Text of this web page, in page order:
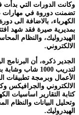
وكانت الدورات التي بدأت
تضمنت دوروة في مهارات
بمديرية صيرة فقد شهد
الهيدروليك، والنظام
الالكتروني.
الجدير ذكره، أن
الأعمال وبرمجة تطبيقات
الالكتروني والجرافيكس
وتحليل البيانات والنظام
الهيدروليك.